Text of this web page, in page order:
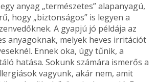
anyag „természetes” alapanya­gú,
hogy „biztonsá­gos” is legyen a
A gyapjú jó példája az
anyagoknak, melyek heves irritációt
Ennek oka, úgy tűnik, a
ha­tása. Sokunk számára ismerős a
vagyunk, akár nem, amit